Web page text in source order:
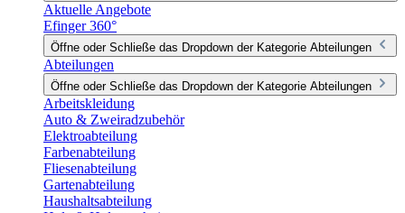
Aktuelle Angebote
Efinger 360°
Öffne oder Schließe das Dropdown der Kategorie Abteilungen
Abteilungen
Öffne oder Schließe das Dropdown der Kategorie Abteilungen
Arbeitskleidung
Auto & Zweiradzubehör
Elektroabteilung
Farbenabteilung
Fliesenabteilung
Gartenabteilung
Haushaltsabteilung